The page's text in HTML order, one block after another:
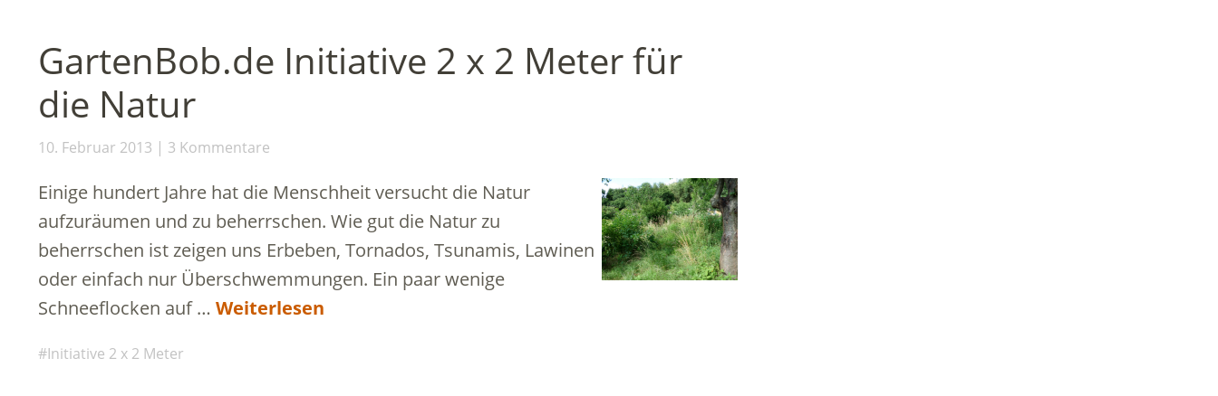
GartenBob.de Initiative 2 x 2 Meter für
die Natur
10. Februar 2013 3 Kommentare
Einige hundert Jahre hat die Menschheit versucht die Natur
aufzuräumen und zu beherrschen. Wie gut die Natur zu
beherrschen ist zeigen uns Erbeben, Tornados, Tsunamis, Lawinen
oder einfach nur Überschwemmungen. Ein paar wenige
Schneeflocken auf … Weiterlesen
Initiative 2 x 2 Meter